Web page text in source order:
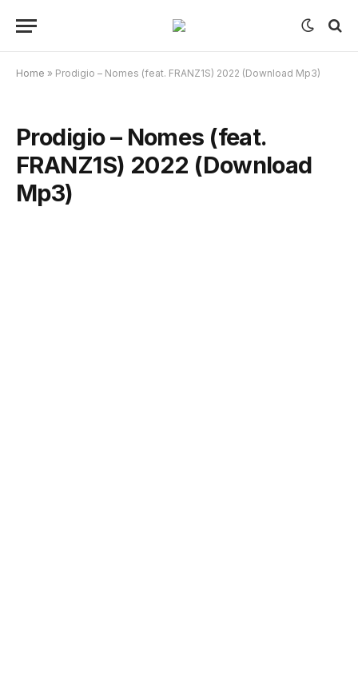
Home » Prodigio – Nomes (feat. FRANZ1S) 2022 (Download Mp3)
Prodigio – Nomes (feat.
FRANZ1S) 2022 (Download
Mp3)